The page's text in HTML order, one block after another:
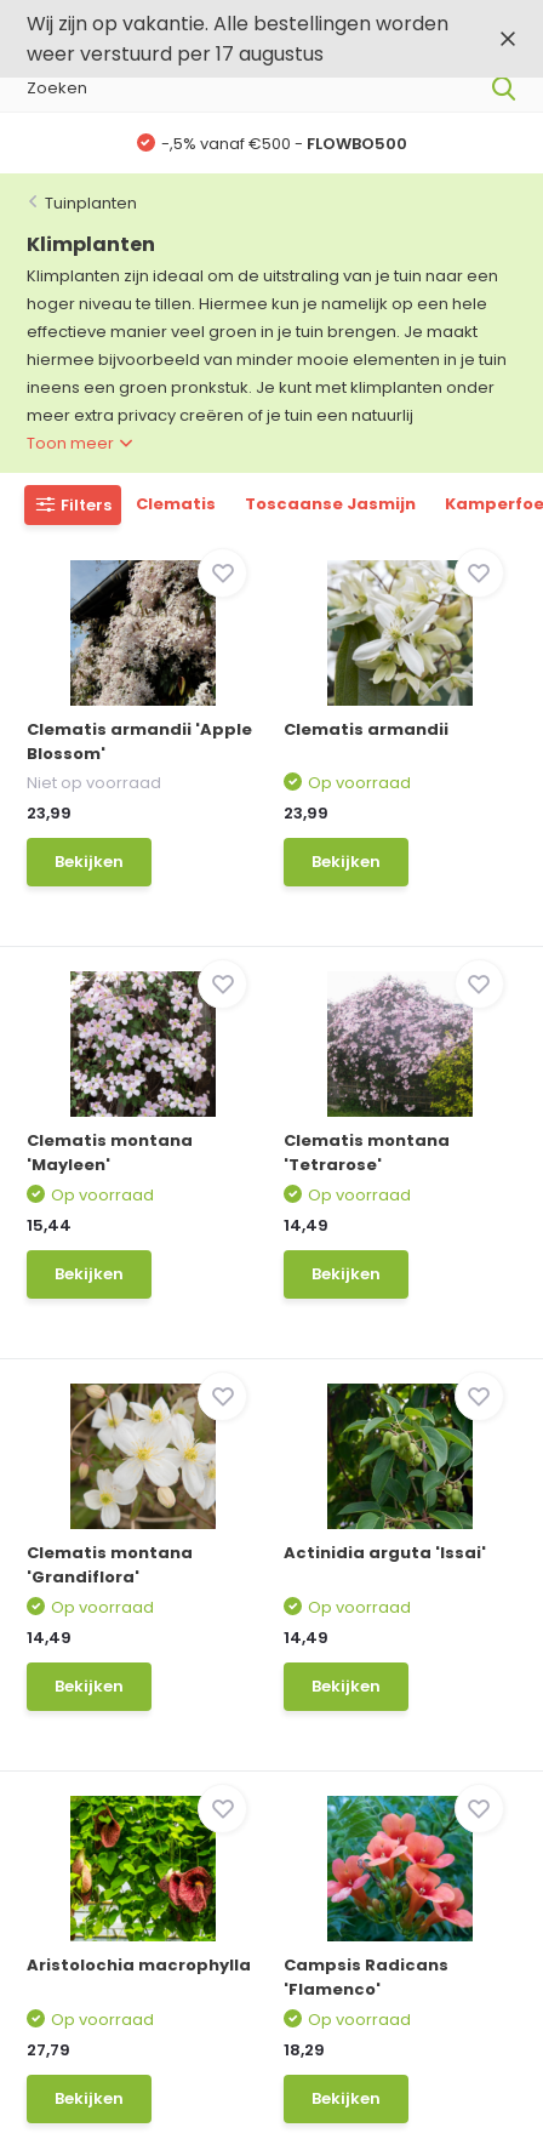
Wij zijn op vakantie. Alle bestellingen worden
weer verstuurd per 17 augustus
-,5% vanaf €500 - FLOWBO500
Tuinplanten
Klimplanten
Klimplanten zijn ideaal om de uitstraling van je tuin naar een
hoger niveau te tillen. Hiermee kun je namelijk op een hele
effectieve manier veel groen in je tuin brengen. Je maakt
hiermee bijvoorbeeld van minder mooie elementen in je tuin
ineens een groen pronkstuk. Je kunt met klimplanten onder
meer extra privacy creëren of je tuin een natuurlij
Toon meer
Filters Clematis Toscaanse Jasmijn
Clematis armandii 'Apple
Blossom'
Niet op voorraad
23,99
Bekijken
Clematis armandii
Op voorraad
23,99
Bekijken
Clematis montana
'Mayleen'
Op voorraad
15,44
Bekijken
Clematis montana
'Tetrarose'
Op voorraad
14,49
Bekijken
Clematis montana
'Grandiflora'
Op voorraad
14,49
Bekijken
Actinidia arguta 'Issai'
Op voorraad
14,49
Bekijken
Aristolochia macrophylla
Op voorraad
27,79
Bekijken
Campsis Radicans
'Flamenco'
Op voorraad
18,29
Bekijken